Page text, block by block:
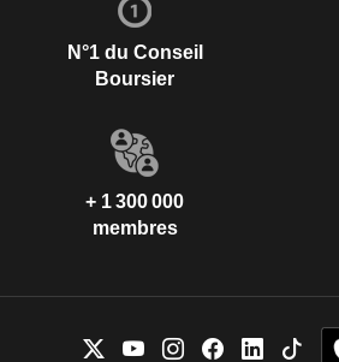
N°1 du Conseil
Boursier
+ 1 300 000
membres